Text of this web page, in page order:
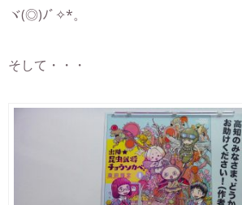
ヾ(◎)ﾉﾞ✧*。
そして・・・